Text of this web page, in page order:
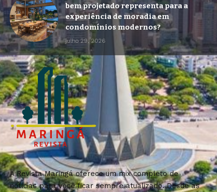
bem projetado representa para a
experiência de moradia em
condomínios modernos?
julho 29, 2026
A Revista Maringá oferece um mix completo de
notícias para você ficar sempre atualizado. Desde as